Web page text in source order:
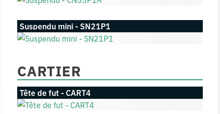
Suspendu mini - SN21P1
CARTIER
Tête de fut - CART4